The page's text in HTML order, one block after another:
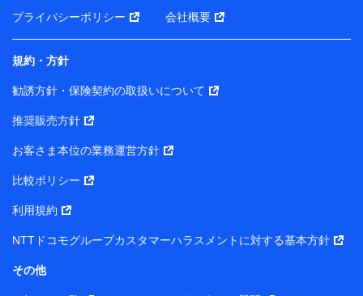
前に取得した個人データは、こちら の利用目的の範囲内
当社は株式会社NTTドコモ・フィナンシャルグループ
との間で、以下のとおり個人データを共同利用しま
す。
【共同して利用される利用データの項目】
当社または株式会社NTTドコモ・フィナンシャルグルー
の個人データ
基本情報
性、連絡先、dポイントサービスのご利用に関する情報。例
所、dポイント残高、dポイント利用履歴などが含まれます。
プライバシーポリシー 会社概要
規約・方針
勧誘方針・保険契約の取扱いについて
推奨販売方針
お客さま本位の業務運営方針
比較ポリシー
利用規約
NTTドコモグループカスタマーハラスメントに対する基本方針
その他